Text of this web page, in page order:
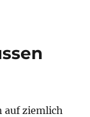
auf ziemlich